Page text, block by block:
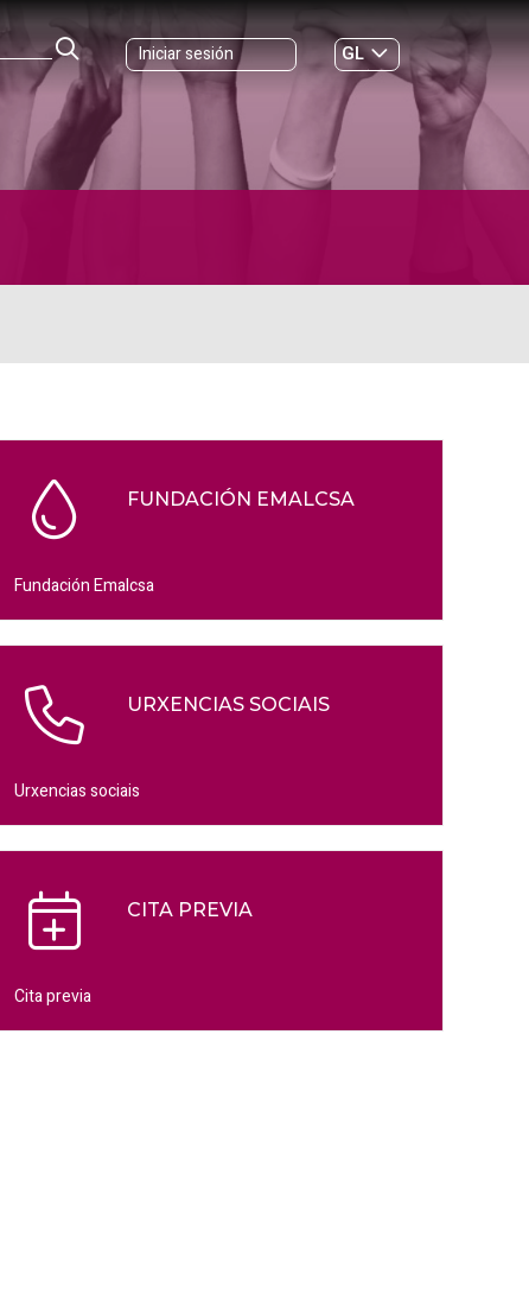
Iniciar sesión
GL
ES|
FUNDACIÓN EMALCSA
Fundación Emalcsa
URXENCIAS SOCIAIS
Urxencias sociais
CITA PREVIA
Cita previa